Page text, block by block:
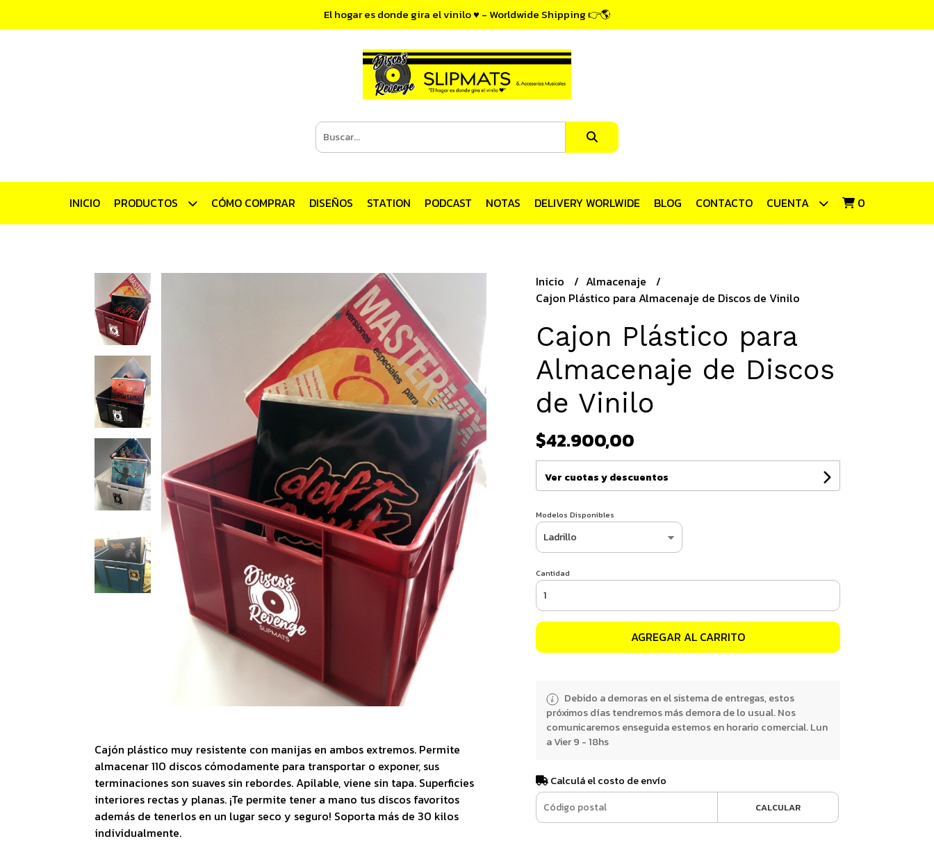
El hogar es donde gira el vinilo ♥ - Worldwide Shipping 👉🌎
INICIO PRODUCTOS CÓMO COMPRAR DISEÑOS STATION PODCAST NOTAS DELIVERY WORLWIDE BLOG CONTACTO CUENTA 0
Cajón plástico muy resistente con manijas en ambos extremos. Permite
almacenar 110 discos cómodamente para transportar o exponer, sus
terminaciones son suaves sin rebordes. Apilable, viene sin tapa. Superficies
interiores rectas y planas. ¡Te permite tener a mano tus discos favoritos
además de tenerlos en un lugar seco y seguro! Soporta más de 30 kilos
individualmente.
Inicio
Almacenaje
Cajon Plástico para Almacenaje de Discos de Vinilo
Cajon Plástico para
Almacenaje de Discos
de Vinilo
$42.900,00
Ver cuotas y descuentos
Modelos Disponibles
Cantidad
AGREGAR AL CARRITO
Debido a demoras en el sistema de entregas, estos
próximos días tendremos más demora de lo usual. Nos
comunicaremos enseguida estemos en horario comercial. Lun
a Vier 9 - 18hs
Calculá el costo de envío
CALCULAR